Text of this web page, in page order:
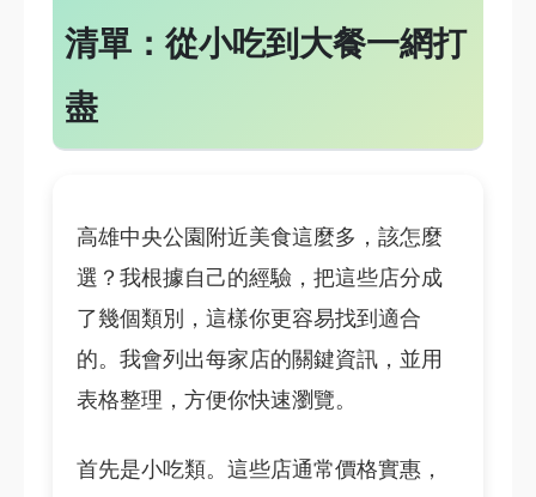
清單：從小吃到大餐一網打
盡
高雄中央公園附近美食這麼多，該怎麼
選？我根據自己的經驗，把這些店分成
了幾個類別，這樣你更容易找到適合
的。我會列出每家店的關鍵資訊，並用
表格整理，方便你快速瀏覽。
首先是小吃類。這些店通常價格實惠，